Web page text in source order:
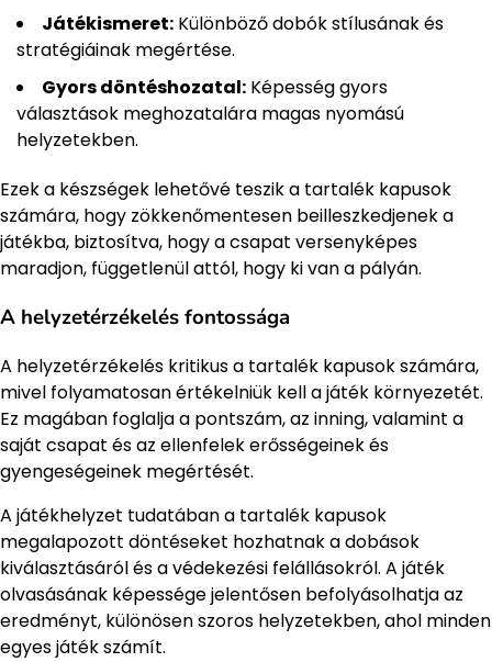
Játékismeret: Különböző dobók stílusának és
stratégiáinak megértése.
Gyors döntéshozatal: Képesség gyors
választások meghozatalára magas nyomású
helyzetekben.
Ezek a készségek lehetővé teszik a tartalék kapusok
számára, hogy zökkenőmentesen beilleszkedjenek a
játékba, biztosítva, hogy a csapat versenyképes
maradjon, függetlenül attól, hogy ki van a pályán.
A helyzetérzékelés fontossága
A helyzetérzékelés kritikus a tartalék kapusok számára,
mivel folyamatosan értékelniük kell a játék környezetét.
Ez magában foglalja a pontszám, az inning, valamint a
saját csapat és az ellenfelek erősségeinek és
gyengeségeinek megértését.
A játékhelyzet tudatában a tartalék kapusok
megalapozott döntéseket hozhatnak a dobások
kiválasztásáról és a védekezési felállásokról. A játék
olvasásának képessége jelentősen befolyásolhatja az
eredményt, különösen szoros helyzetekben, ahol minden
egyes játék számít.